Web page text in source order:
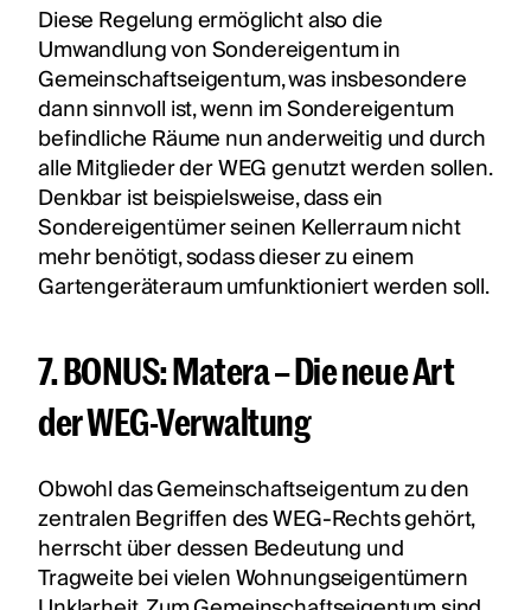
Diese Regelung ermöglicht also die
Umwandlung von Sondereigentum in
Gemeinschaftseigentum, was insbesondere
dann sinnvoll ist, wenn im Sondereigentum
befindliche Räume nun anderweitig und durch
alle Mitglieder der WEG genutzt werden sollen.
Denkbar ist beispielsweise, dass ein
Sondereigentümer seinen Kellerraum nicht
mehr benötigt, sodass dieser zu einem
Gartengeräteraum umfunktioniert werden soll.
7. BONUS: Matera – Die neue Art
der WEG-Verwaltung
Obwohl das Gemeinschaftseigentum zu den
zentralen Begriffen des WEG-Rechts gehört,
herrscht über dessen Bedeutung und
Tragweite bei vielen Wohnungseigentümern